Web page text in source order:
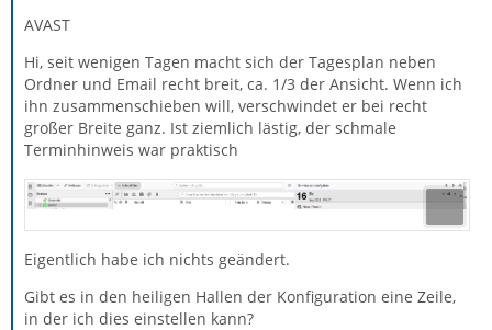
AVAST
Hi, seit wenigen Tagen macht sich der Tagesplan neben
Ordner und Email recht breit, ca. 1/3 der Ansicht. Wenn ich
ihn zusammenschieben will, verschwindet er bei recht
großer Breite ganz. Ist ziemlich lästig, der schmale
Terminhinweis war praktisch
Eigentlich habe ich nichts geändert.
Gibt es in den heiligen Hallen der Konfiguration eine Zeile,
in der ich dies einstellen kann?